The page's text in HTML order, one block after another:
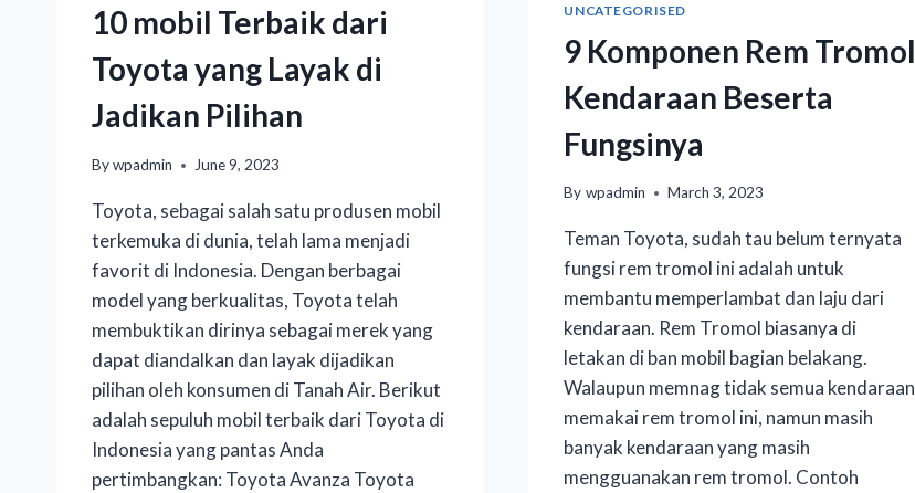
10 mobil Terbaik dari
Toyota yang Layak di
Jadikan Pilihan
Bywpadmin June 9, 2023
Toyota, sebagai salah satu produsen mobil
terkemuka di dunia, telah lama menjadi
favorit di Indonesia. Dengan berbagai
model yang berkualitas, Toyota telah
membuktikan dirinya sebagai merek yang
dapat diandalkan dan layak dijadikan
pilihan oleh konsumen di Tanah Air. Berikut
adalah sepuluh mobil terbaik dari Toyota di
Indonesia yang pantas Anda
pertimbangkan: Toyota Avanza Toyota
UNCATEGORISED
9 Komponen Rem Tromol
Kendaraan Beserta
Fungsinya
By wpadmin March 3, 2023
Teman Toyota, sudah tau belum ternyata
fungsi rem tromol ini adalah untuk
membantu memperlambat dan laju dari
kendaraan. Rem Tromol biasanya di
letakan di ban mobil bagian belakang.
Walaupun memnag tidak semua kendaraan
memakai rem tromol ini, namun masih
banyak kendaraan yang masih
mengguanakan rem tromol. Contoh